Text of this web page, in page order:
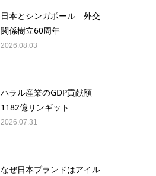
日本とシンガポール 外交
関係樹立60周年
2026.08.03
ハラル産業のGDP貢献額
1182億リンギット
2026.07.31
なぜ日本ブランドはアイル